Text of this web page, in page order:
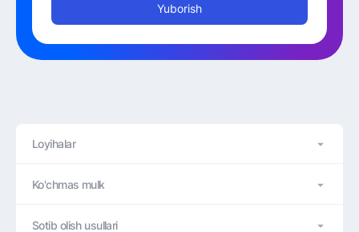
Yuborish
Loyihalar
Ko'chmas mulk
Sotib olish usullari